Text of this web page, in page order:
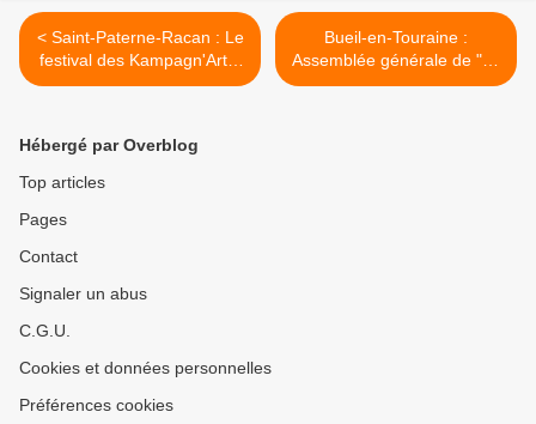
< Saint-Paterne-Racan : Le
festival des Kampagn'Arts,
édition 2022 (3)
Bueil-en-Touraine :
Assemblée générale de "La
Chariotte" >
Hébergé par Overblog
Top articles
Pages
Contact
Signaler un abus
C.G.U.
Cookies et données personnelles
Préférences cookies